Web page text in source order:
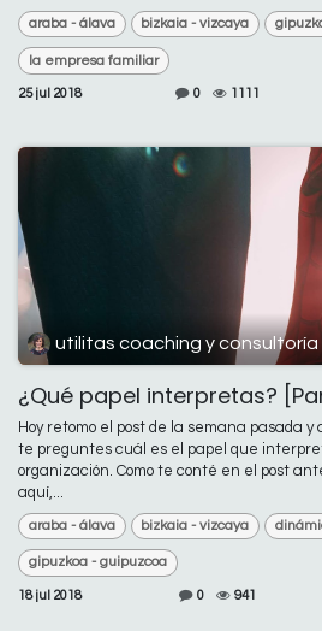
araba - álava bizkaia - vizcaya
la empresa familiar
25 jul 2018 0 1111
utilitas coaching y consultoría
¿Qué papel interpretas?
Hoy retomo el post de la semana pasada
te preguntes cuál es el papel que
organización. Como te conté en el post
aquí,...
araba - álava bizkaia - vizcaya
gipuzkoa - guipuzcoa
18 jul 2018 0 941